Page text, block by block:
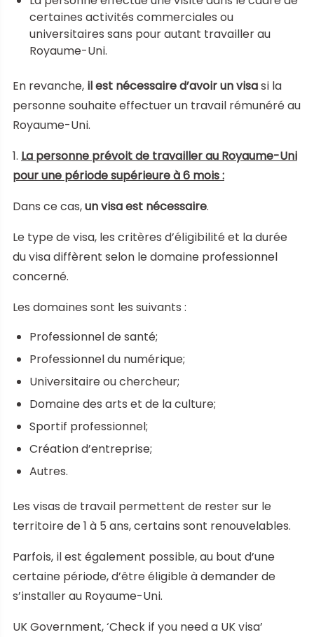
certaines activités commerciales ou
universitaires sans pour autant travailler au
Royaume-Uni.
En revanche, il est nécessaire d’avoir un visasi la
personne souhaite effectuer un travail rémunéré au
Royaume-Uni.
1. La personne prévoit de travailler au Royaume-Uni
pour une période supérieure à 6 mois :
Dans ce cas,un visa est nécessaire.
Le type de visa, les critères d’éligibilité et la durée
du visa diffèrent selon le domaine professionnel
concerné.
Les domaines sont les suivants :
Professionnel de santé;
Professionnel du numérique;
Universitaire ou chercheur;
Domaine des arts et de la culture;
Sportif professionnel;
Création d’entreprise;
Autres.
Les visas de travail permettent de rester sur le
territoire de 1 à 5 ans, certains sont renouvelables.
Parfois, il est également possible, au bout d’une
certaine période, d’être éligible à demander de
s’installer au Royaume-Uni.
UK Government, ‘Check if you need a UK visa’